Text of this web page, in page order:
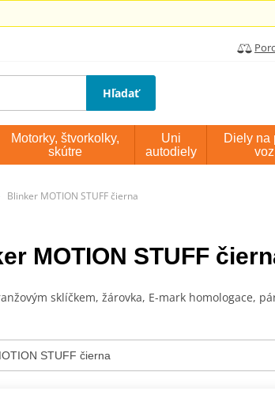
Hľadať
Motorky, štvorkolky,
skútre
Uni
autodiely
Diely na
Blinker MOTION STUFF čierna
MOTION STUFF
sklíčkem, žárovka, E-mark homologace,